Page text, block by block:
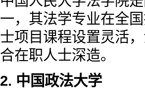
一，其法学专业在全
士项目课程设置灵活
合在职人士深造。
2. 中国政法大学